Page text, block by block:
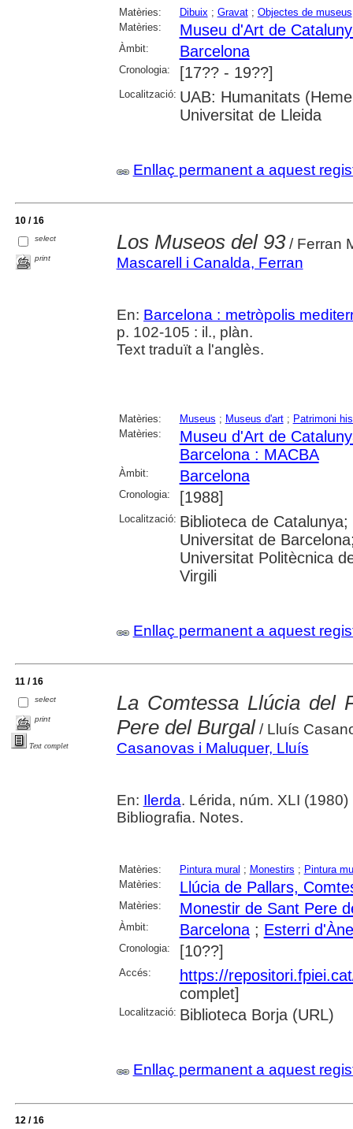
Matèries: Dibuix ; Gravat; Objectes de museus
Matèries:
Museu d'Art de
Àmbit: Barcelona
Cronologia: [17?? - 19??]
Localització: UAB: Humanitats
Universitat de Lleida
Enllaç permanent a aquest
10 / 16
select
print
Los Museos del 93/ Ferran
Mascarell i Canalda, Ferran
En: Barcelona : metròpolis
p. 102-105 : il., plàn.
Text traduït a l'anglès.
Matèries: Museus ; Museus d'art; Patrimoni
Matèries:
Museu d'Art de
Barcelona : MACBA
Àmbit: Barcelona
Cronologia: [1988]
Localització: Biblioteca de
Universitat de
Universitat Politècnica
Virgili
Enllaç permanent a aquest
11 / 16
select
print
Text complet
La Comtessa Llúcia del
Pere del Burgal/ Lluís
Casanovas i Maluquer, Lluís
En: Ilerda. Lérida, núm. XLI
Bibliografia. Notes.
Matèries: Pintura mural ; Monestirs ; Pintura
Matèries:
Llúcia de Pallars,
Matèries: Monestir de Sant Pere
Àmbit: Barcelona; Esterri
Cronologia: [10??]
Accés:
https://
complet]
Localització: Biblioteca Borja (URL)
Enllaç permanent a aquest
12 / 16